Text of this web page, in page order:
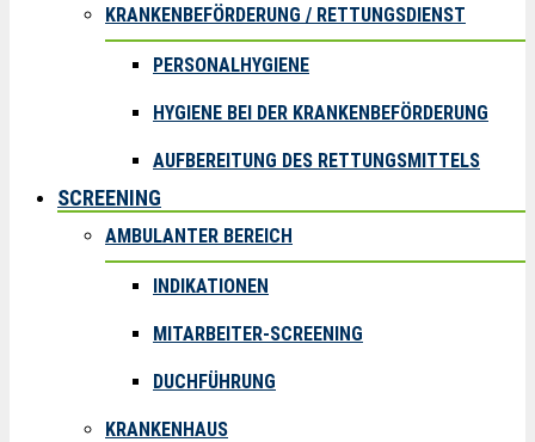
KRANKENBEFÖRDERUNG / RETTUNGSDIENST
PERSONALHYGIENE
HYGIENE BEI DER KRANKENBEFÖRDERUNG
AUFBEREITUNG DES RETTUNGSMITTELS
SCREENING
AMBULANTER BEREICH
INDIKATIONEN
MITARBEITER-SCREENING
DUCHFÜHRUNG
KRANKENHAUS